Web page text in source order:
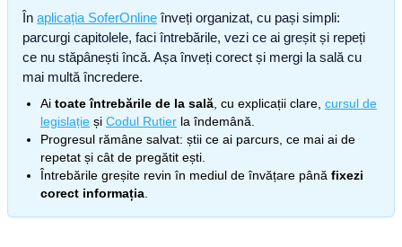
În aplicația SoferOnline înveți organizat, cu pași simpli:
parcurgi capitolele, faci întrebările, vezi ce ai greșit și repeți
ce nu stăpânești încă. Așa înveți corect și mergi la sală cu
mai multă încredere.
Ai toate întrebările de la sală , cu explicații clare, cursul de
legislație și Codul Rutier la îndemână.
Progresul rămâne salvat: știi ce ai parcurs, ce mai ai de
repetat și cât de pregătit ești.
Întrebările greșite revin în mediul de învățare până fixezi
corect informația